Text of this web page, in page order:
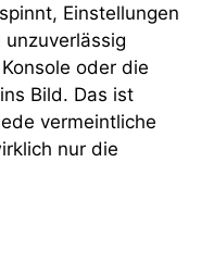
Einstellungen
oder die
Bild. Das ist
vermeintliche
nur die